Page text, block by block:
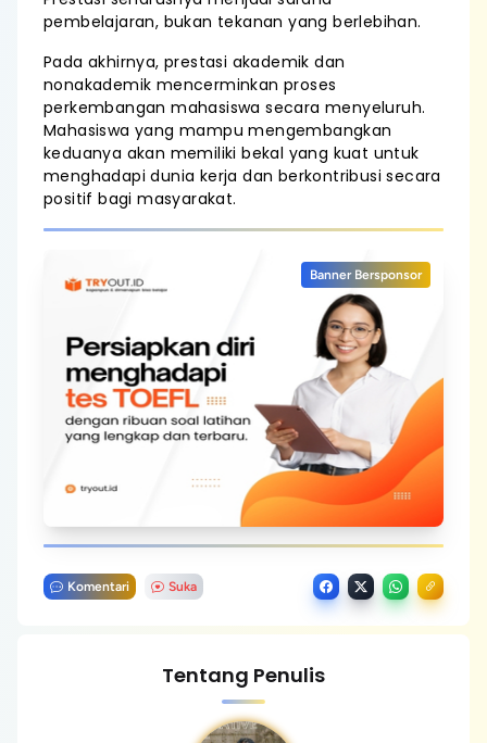
pembelajaran, bukan tekanan yang berlebihan.
Pada akhirnya, prestasi akademik dan
nonakademik mencerminkan proses
perkembangan mahasiswa secara menyeluruh.
Mahasiswa yang mampu mengembangkan
keduanya akan memiliki bekal yang kuat untuk
menghadapi dunia kerja dan berkontribusi secara
positif bagi masyarakat.
Banner Bersponsor
Komentari Suka
Tentang Penulis